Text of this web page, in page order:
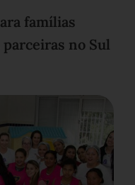
famílias
no Sul